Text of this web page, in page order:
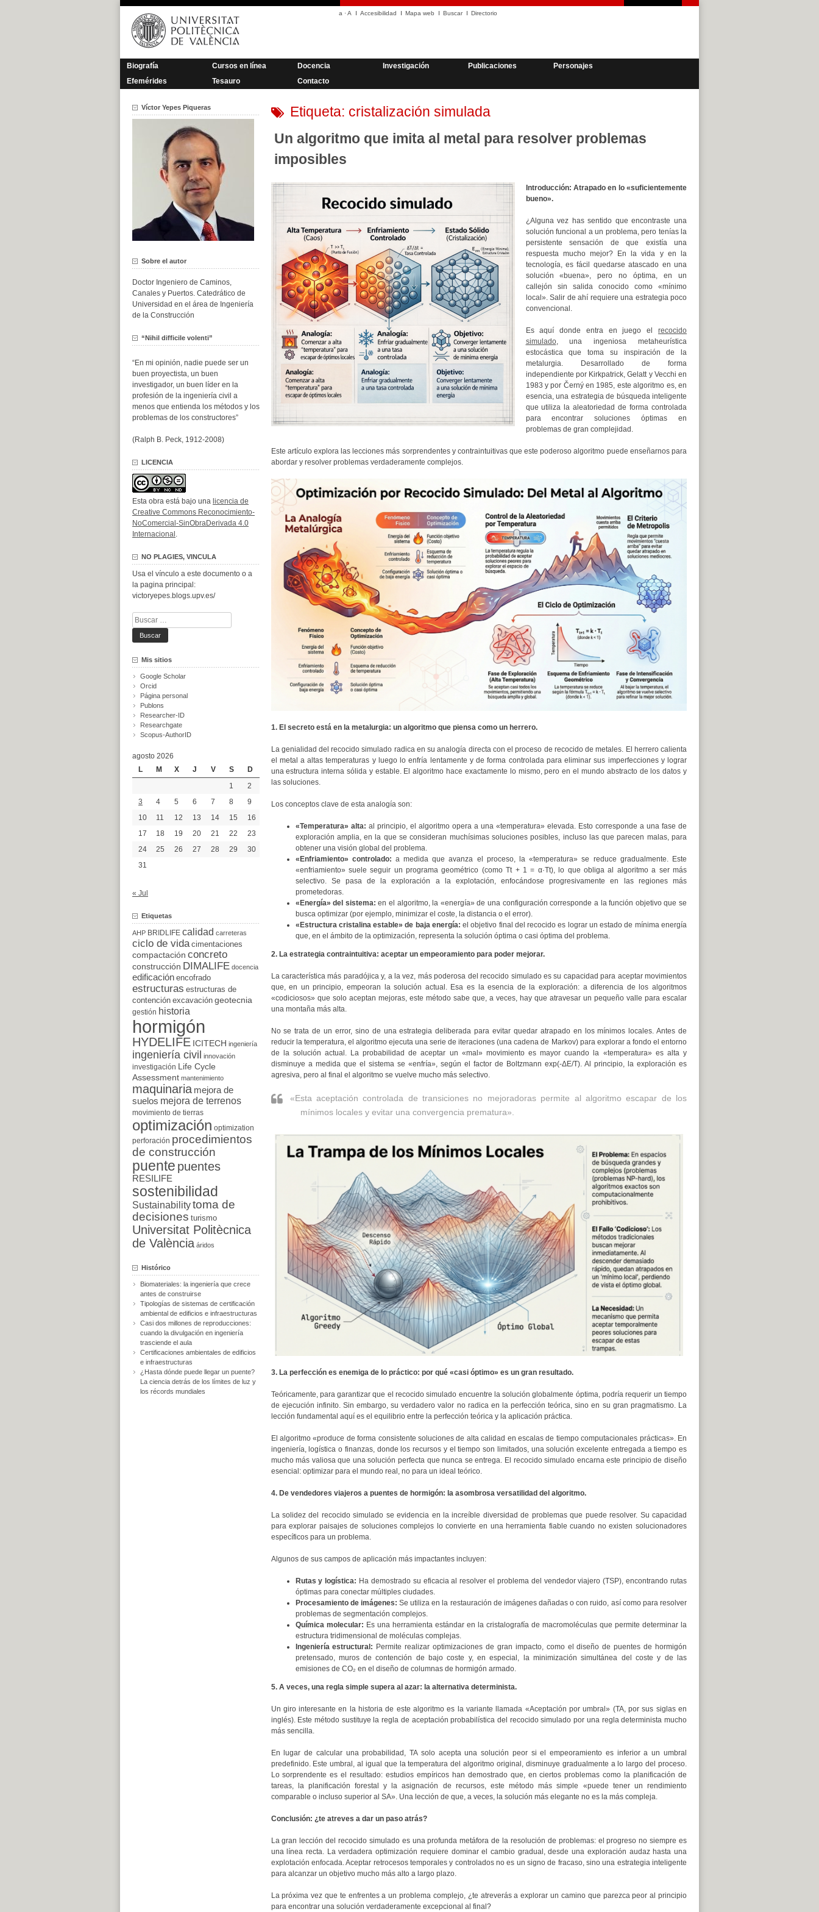
Saltar
contenido
a ·A Accesibilidad Mapa web Buscar Directorio
Biografía Cursos en línea Docencia Investigación Publicaciones
Personajes
Efemérides
Tesauro Contacto
Etiqueta: cristalización simulada
Un algoritmo que imita al metal para resolver problemas
imposibles
Introducción: Atrapado en lo «suficientemente
bueno».
¿Alguna vez has sentido que encontraste una
solución funcional a un problema, pero tenías la
persistente sensación de que existía una
respuesta mucho mejor? En la vida y en la
tecnología, es fácil quedarse atascado en una
solución «buena», pero no óptima, en un
callejón sin salida conocido como «mínimo
local». Salir de ahí requiere una estrategia poco
convencional.
Es aquí donde entra en juego el recocido
simulado, una ingeniosa metaheurística
estocástica que toma su inspiración de la
metalurgia. Desarrollado de forma
independiente por Kirkpatrick, Gelatt y Vecchi en
1983 y por Černý en 1985, este algoritmo es, en
esencia, una estrategia de búsqueda inteligente
que utiliza la aleatoriedad de forma controlada
para encontrar soluciones óptimas en
problemas de gran complejidad.
Este artículo explora las lecciones más sorprendentes y contraintuitivas que este poderoso algoritmo puede enseñarnos para
abordar y resolver problemas verdaderamente complejos.
1. El secreto está en la metalurgia: un algoritmo que piensa como un herrero.
La genialidad del recocido simulado radica en su analogía directa con el proceso de recocido de metales. El herrero calienta
el metal a altas temperaturas y luego lo enfría lentamente y de forma controlada para eliminar sus imperfecciones y lograr
una estructura interna sólida y estable. El algoritmo hace exactamente lo mismo, pero en el mundo abstracto de los datos y
las soluciones.
Los conceptos clave de esta analogía son:
«Temperatura» alta: al principio, el algoritmo opera a una «temperatura» elevada. Esto corresponde a una fase de
exploración amplia, en la que se consideran muchísimas soluciones posibles, incluso las que parecen malas, para
obtener una visión global del problema.
«Enfriamiento» controlado: a medida que avanza el proceso, la «temperatura» se reduce gradualmente. Este
«enfriamiento» suele seguir un programa geométrico (como Tt + 1 = α·Tt), lo que obliga al algoritmo a ser más
selectivo. Se pasa de la exploración a la explotación, enfocándose progresivamente en las regiones más
prometedoras.
«Energía» del sistema: en el algoritmo, la «energía» de una configuración corresponde a la función objetivo que se
busca optimizar (por ejemplo, minimizar el coste, la distancia o el error).
«Estructura cristalina estable» de baja energía: el objetivo final del recocido es lograr un estado de mínima energía
que, en el ámbito de la optimización, representa la solución óptima o casi óptima del problema.
2. La estrategia contraintuitiva: aceptar un empeoramiento para poder mejorar.
La característica más paradójica y, a la vez, más poderosa del recocido simulado es su capacidad para aceptar movimientos
que, en un principio, empeoran la solución actual. Esa es la esencia de la exploración: a diferencia de los algoritmos
«codiciosos» que solo aceptan mejoras, este método sabe que, a veces, hay que atravesar un pequeño valle para escalar
una montaña más alta.
No se trata de un error, sino de una estrategia deliberada para evitar quedar atrapado en los mínimos locales. Antes de
reducir la temperatura, el algoritmo ejecuta una serie de iteraciones (una cadena de Markov) para explorar a fondo el entorno
de la solución actual. La probabilidad de aceptar un «mal» movimiento es mayor cuando la «temperatura» es alta y
disminuye a medida que el sistema se «enfría», según el factor de Boltzmann exp(-ΔE/T). Al principio, la exploración es
agresiva, pero al final el algoritmo se vuelve mucho más selectivo.
«Esta aceptación controlada de transiciones no mejoradoras permite al algoritmo escapar de los
mínimos locales y evitar una convergencia prematura».
3. La perfección es enemiga de lo práctico: por qué «casi óptimo» es un gran resultado.
Teóricamente, para garantizar que el recocido simulado encuentre la solución globalmente óptima, podría requerir un tiempo
de ejecución infinito. Sin embargo, su verdadero valor no radica en la perfección teórica, sino en su gran pragmatismo. La
lección fundamental aquí es el equilibrio entre la perfección teórica y la aplicación práctica.
El algoritmo «produce de forma consistente soluciones de alta calidad en escalas de tiempo computacionales prácticas». En
ingeniería, logística o finanzas, donde los recursos y el tiempo son limitados, una solución excelente entregada a tiempo es
mucho más valiosa que una solución perfecta que nunca se entrega. El recocido simulado encarna este principio de diseño
esencial: optimizar para el mundo real, no para un ideal teórico.
4. De vendedores viajeros a puentes de hormigón: la asombrosa versatilidad del algoritmo.
La solidez del recocido simulado se evidencia en la increíble diversidad de problemas que puede resolver. Su capacidad
para explorar paisajes de soluciones complejos lo convierte en una herramienta fiable cuando no existen solucionadores
específicos para un problema.
Algunos de sus campos de aplicación más impactantes incluyen:
Rutas y logística: Ha demostrado su eficacia al resolver el problema del vendedor viajero (TSP), encontrando rutas
óptimas para conectar múltiples ciudades.
Procesamiento de imágenes: Se utiliza en la restauración de imágenes dañadas o con ruido, así como para resolver
problemas de segmentación complejos.
Química molecular: Es una herramienta estándar en la cristalografía de macromoléculas que permite determinar la
estructura tridimensional de moléculas complejas.
Ingeniería estructural: Permite realizar optimizaciones de gran impacto, como el diseño de puentes de hormigón
pretensado, muros de contención de bajo coste y, en especial, la minimización simultánea del coste y de las
emisiones de CO₂ en el diseño de columnas de hormigón armado.
5. A veces, una regla simple supera al azar: la alternativa determinista.
Un giro interesante en la historia de este algoritmo es la variante llamada «Aceptación por umbral» (TA, por sus siglas en
inglés). Este método sustituye la regla de aceptación probabilística del recocido simulado por una regla determinista mucho
más sencilla.
En lugar de calcular una probabilidad, TA solo acepta una solución peor si el empeoramiento es inferior a un umbral
predefinido. Este umbral, al igual que la temperatura del algoritmo original, disminuye gradualmente a lo largo del proceso.
Lo sorprendente es el resultado: estudios empíricos han demostrado que, en ciertos problemas como la planificación de
tareas, la planificación forestal y la asignación de recursos, este método más simple «puede tener un rendimiento
comparable o incluso superior al SA». Una lección de que, a veces, la solución más elegante no es la más compleja.
Conclusión: ¿te atreves a dar un paso atrás?
La gran lección del recocido simulado es una profunda metáfora de la resolución de problemas: el progreso no siempre es
una línea recta. La verdadera optimización requiere dominar el cambio gradual, desde una exploración audaz hasta una
explotación enfocada. Aceptar retrocesos temporales y controlados no es un signo de fracaso, sino una estrategia inteligente
para alcanzar un objetivo mucho más alto a largo plazo.
La próxima vez que te enfrentes a un problema complejo, ¿te atreverás a explorar un camino que parezca peor al principio
para encontrar una solución verdaderamente excepcional al final?
Víctor Yepes Piqueras
Sobre el autor
Doctor Ingeniero de Caminos,
Canales y Puertos. Catedrático de
Universidad en el área de Ingeniería
de la Construcción
“Nihil difficile volenti”
“En mi opinión, nadie puede ser un
buen proyectista, un buen
investigador, un buen líder en la
profesión de la ingeniería civil a
menos que entienda los métodos y los
problemas de los constructores”
(Ralph B. Peck, 1912-2008)
LICENCIA
Esta obra está bajo una licencia de
Creative Commons Reconocimiento-
NoComercial-SinObraDerivada 4.0
Internacional .
NO PLAGIES, VINCULA
Usa el vínculo a este documento o a
la pagina principal:
victoryepes.blogs.upv.es/
Buscar:
Mis sitios
Google Scholar
Orcid
Página personal
Publons
Researcher-ID
Researchgate
Scopus-AuthorID
agosto 2026
L
M X J V S
D
1
2
3
4 5 6 7 8
9
10
11 12 13 14 15
16
17
18 19 20 21 22
23
24
25 26 27 28 29
30
31
« Jul
Etiquetas
AHP BRIDLIFE calidad carreteras
ciclo de vida cimentaciones
compactación concreto
construcción DIMALIFE docencia
edificación encofrado
estructuras estructuras de
contención excavación geotecnia
gestión historia
hormigón
HYDELIFE ICITECH ingeniería
ingeniería civil innovación
investigación
Life Cycle
Assessment mantenimiento
maquinaria mejora de
suelos mejora de terrenos
movimiento de tierras
optimización optimization
perforación procedimientos
de construcción
puente puentes
RESILIFE
sostenibilidad
Sustainabilitytoma de
decisiones turismo
Universitat Politècnica
de València áridos
Histórico
Biomateriales: la ingeniería que crece
antes de construirse
Tipologías de sistemas de certificación
ambiental de edificios e infraestructuras
Casi dos millones de reproducciones:
cuando la divulgación en ingeniería
trasciende el aula
Certificaciones ambientales de edificios
e infraestructuras
¿Hasta dónde puede llegar un puente?
La ciencia detrás de los límites de luz y
los récords mundiales